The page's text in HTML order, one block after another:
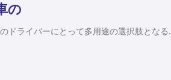
の
ドライバーにとって多用途の選択肢となる.